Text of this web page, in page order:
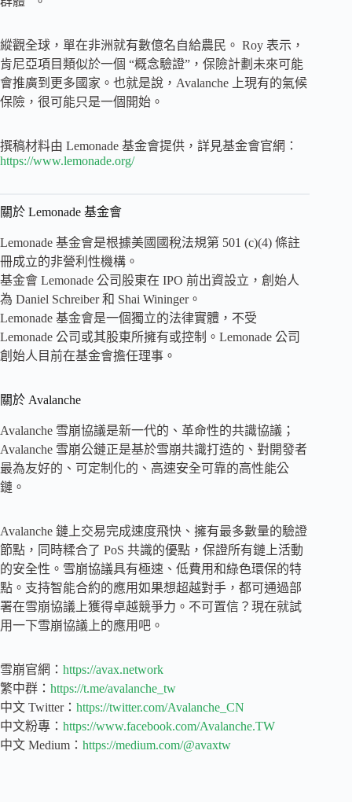
縱觀全球，單在非洲就有數億名自給農民。 Roy 表示，
肯尼亞項目類似於一個 “概念驗證”，保險計劃未來可能
會推廣到更多國家。也就是說，Avalanche 上現有的氣候
保險，很可能只是一個開始。
撰稿材料由 Lemonade 基金會提供，詳見基金會官網：
https://www.lemonade.org/
關於 Lemonade 基金會
Lemonade 基金會是根據美國國稅法規第 501 (c)(4) 條註
冊成立的非營利性機構。
基金會 Lemonade 公司股東在 IPO 前出資設立，創始人
為 Daniel Schreiber 和 Shai Wininger。
Lemonade 基金會是一個獨立的法律實體，不受
Lemonade 公司或其股東所擁有或控制。Lemonade 公司
創始人目前在基金會擔任理事。
關於 Avalanche
Avalanche 雪崩協議是新一代的、革命性的共識協議；
Avalanche 雪崩公鏈正是基於雪崩共識打造的、對開發者
最為友好的、可定制化的、高速安全可靠的高性能公
鏈。
Avalanche 鏈上交易完成速度飛快、擁有最多數量的驗證
節點，同時糅合了 PoS 共識的優點，保證所有鏈上活動
的安全性。雪崩協議具有極速、低費用和綠色環保的特
點。支持智能合約的應用如果想超越對手，都可通過部
署在雪崩協議上獲得卓越競爭力。不可置信？現在就試
用一下雪崩協議上的應用吧。
雪崩官網： https://avax.network
繁中群： https://t.me/avalanche_tw
中文 Twitter： https://twitter.com/Avalanche_CN
中文粉專： https://www.facebook.com/Avalanche.TW
中文 Medium： https://medium.com/@avaxtw